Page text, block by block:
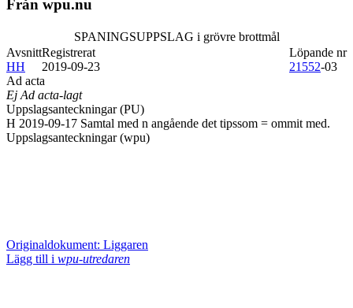
Från wpu.nu
SPANINGSUPPSLAG i grövre brottmål
Avsnitt
HH
Löpande nr
21552-03
Registrerat
2019-09-23
Ad acta
Ej Ad acta-lagt
Uppslagsanteckningar (PU)
H 2019-09-17 Samtal med n angående det tipssom = ommit med.
Uppslagsanteckningar (wpu)
Originaldokument: Liggaren
Lägg till i wpu-utredaren